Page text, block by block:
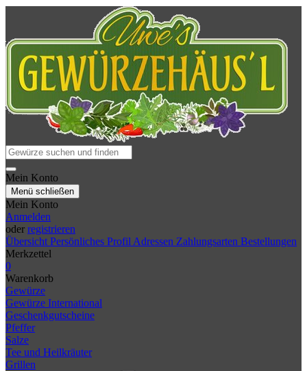
Mein Konto
Menü schließen
Mein Konto
Anmelden
oder registrieren
Übersicht Persönliches Profil Adressen Zahlungsarten Bestellungen
Merkzettel
0
Warenkorb
Gewürze
Gewürze International
Geschenkgutscheine
Pfeffer
Salze
Tee und Heilkräuter
Grillen